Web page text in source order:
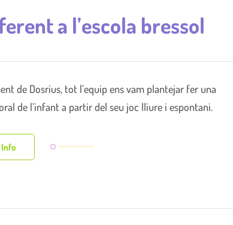
a l’escola bressol
de Dosrius, tot l’equip ens vam plantejar fer una
de l’infant a partir del seu joc lliure i espontani.
Info